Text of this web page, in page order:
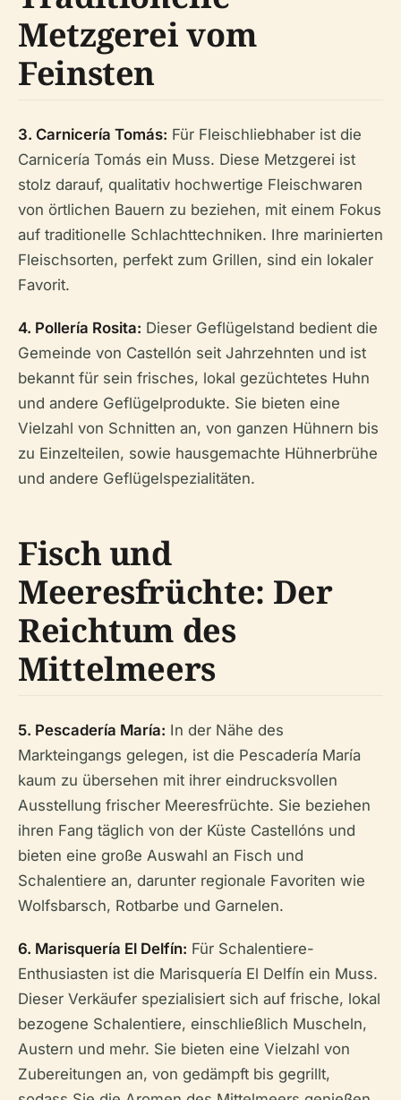
Metzgerei vom
Feinsten
3. Carnicería Tomás: Für Fleischliebhaber ist die
Carnicería Tomás ein Muss. Diese Metzgerei ist
stolz darauf, qualitativ hochwertige Fleischwaren
von örtlichen Bauern zu beziehen, mit einem Fokus
auf traditionelle Schlachttechniken. Ihre marinierten
Fleischsorten, perfekt zum Grillen, sind ein lokaler
Favorit.
4. Pollería Rosita: Dieser Geflügelstand bedient die
Gemeinde von Castellón seit Jahrzehnten und ist
bekannt für sein frisches, lokal gezüchtetes Huhn
und andere Geflügelprodukte. Sie bieten eine
Vielzahl von Schnitten an, von ganzen Hühnern bis
zu Einzelteilen, sowie hausgemachte Hühnerbrühe
und andere Geflügelspezialitäten.
Fisch und
Meeresfrüchte: Der
Reichtum des
Mittelmeers
5. Pescadería María: In der Nähe des
Markteingangs gelegen, ist die Pescadería María
kaum zu übersehen mit ihrer eindrucksvollen
Ausstellung frischer Meeresfrüchte. Sie beziehen
ihren Fang täglich von der Küste Castellóns und
bieten eine große Auswahl an Fisch und
Schalentiere an, darunter regionale Favoriten wie
Wolfsbarsch, Rotbarbe und Garnelen.
6. Marisquería El Delfín: Für Schalentiere-
Enthusiasten ist die Marisquería El Delfín ein Muss.
Dieser Verkäufer spezialisiert sich auf frische, lokal
bezogene Schalentiere, einschließlich Muscheln,
Austern und mehr. Sie bieten eine Vielzahl von
Zubereitungen an, von gedämpft bis gegrillt,